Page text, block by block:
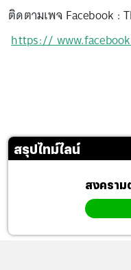
ติดตามเพจ Facebook :
https://
สรุปไทม์ไลน์
สงคราม